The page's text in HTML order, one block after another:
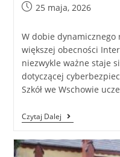
25 maja, 2026
W dobie
większej obecności
niezwykle ważne staje
dotyczącej
Szkół we Wschowie
Czytaj Dalej